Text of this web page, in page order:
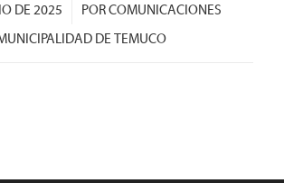
DE 2025
/ PORCOMUNICACIONES
DE TEMUCO